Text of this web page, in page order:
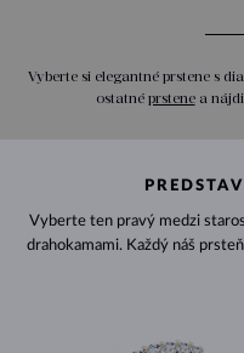
Vyberte si elegantné prstene s
ostatné prstenea
Vyberte ten pravý medzi
drahokamami. Každý náš